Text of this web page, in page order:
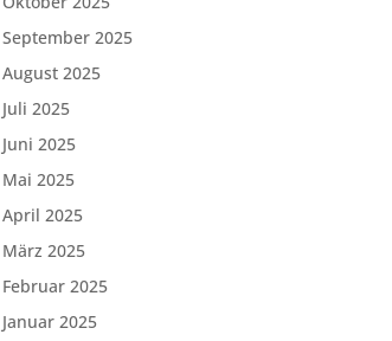
September 2025
August 2025
Juli 2025
Juni 2025
Mai 2025
April 2025
März 2025
Februar 2025
Januar 2025